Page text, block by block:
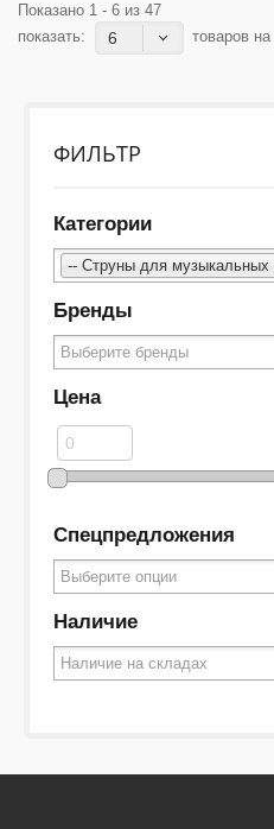
Показано 1 - 6 из 47
показать:
6 товаров на
ФИЛЬТР
Категории
-- Струны для музыкальных
Бренды
Цена
Спецпредложения
Наличие